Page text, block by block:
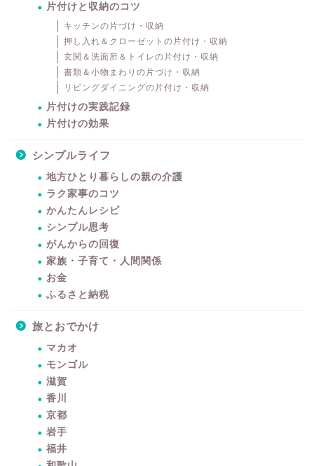
片付けと収納のコツ
キッチンの片づけ・収納
押し入れ＆クローゼットの片付け・収納
玄関＆洗面所＆トイレの片付け・収納
書類＆小物まわりの片づけ・収納
リビングダイニングの片付け・収納
片付けの実践記録
片付けの効果
シンプルライフ
地方ひとり暮らしの親の介護
ラク家事のコツ
かんたんレシピ
シンプル思考
がんからの回復
家族・子育て・人間関係
お金
ふるさと納税
旅とおでかけ
マカオ
モンゴル
滋賀
香川
京都
岩手
福井